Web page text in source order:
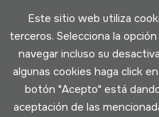
Política
Este sitio web utiliza
terceros. Selecciona la
navegar incluso su
algunas cookies haga click
botón "Acepto" está
aceptación de las